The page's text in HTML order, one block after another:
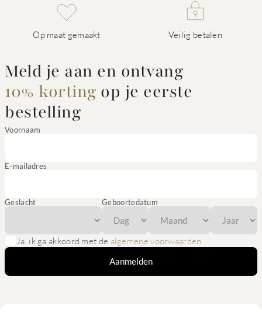
Op maat gemaakt Veilig betalen
Meld je aan en ontvang
10% korting op je eerste
bestelling
Voornaam
E-mailadres
Geslacht Geboortedatum
Ja, ik ga akkoord met de algemene voorwaarden
Aanmelden